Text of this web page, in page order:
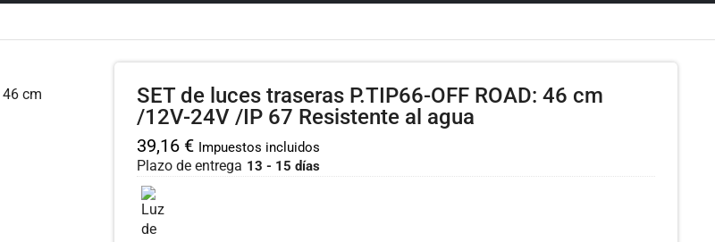
SET de luces traseras P.TIP66-OFF ROAD: 46 cm
/12V-24V /IP 67 Resistente al agua
39,16 € Impuestos incluidos
Plazo de entrega 13 - 15 días